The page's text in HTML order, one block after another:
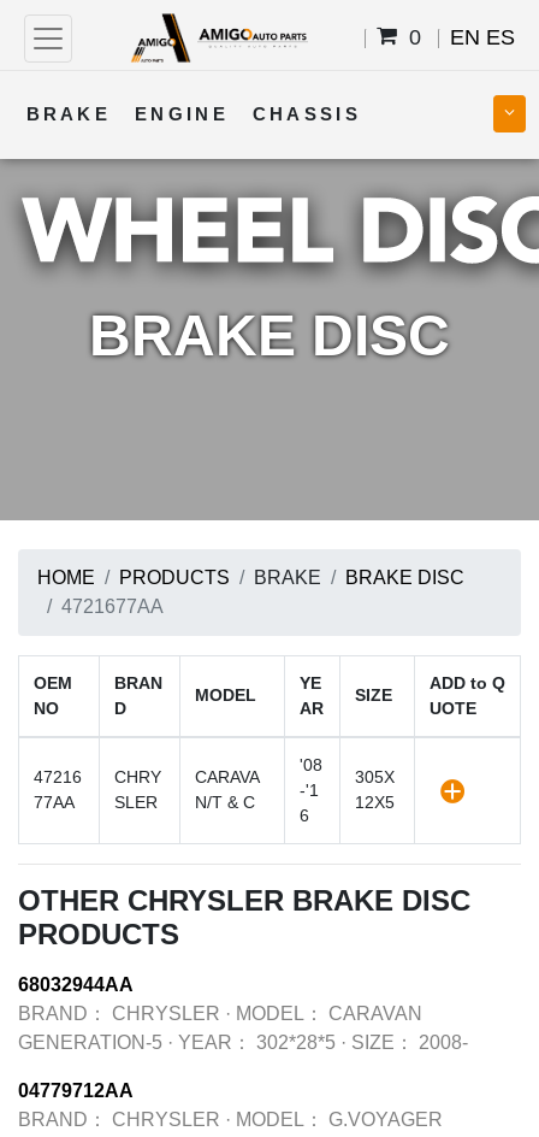
0 EN ES
BRAKE ENGINE CHASSIS
COOLING STEERING BODY
TRANSMISSION FUEL ELECTRICAL
BRAKE DISC
HOME PRODUCTS BRAKE
BRAKE DISC
4721677AA
OEM
NO
BRAN
D
MODEL
YE
AR
SIZE
ADD to Q
UOTE
47216
77AA
CHRY
SLER
CARAVA
N/T & C
'08
-'1
6
305X
12X5
OTHER CHRYSLER BRAKE DISC
PRODUCTS
68032944AA
BRAND：
CHRYSLER · MODEL：
CARAVAN
GENERATION-5 · YEAR： 302*28*5 · SIZE： 2008-
04779712AA
BRAND：
CHRYSLER · MODEL：
G.VOYAGER